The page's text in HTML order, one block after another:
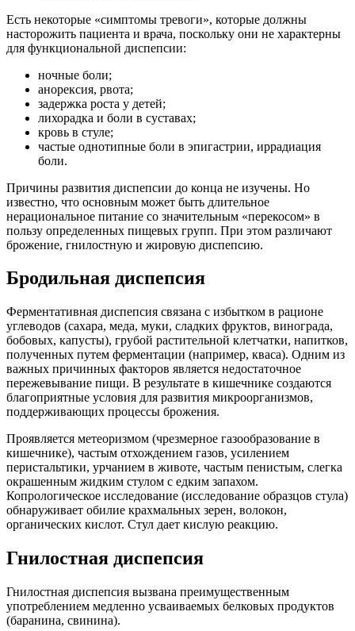
Есть некоторые «симптомы тревоги», которые должны
насторожить пациента и врача, поскольку они не характерны
для функциональной диспепсии:
ночные боли;
анорексия, рвота;
задержка роста у детей;
лихорадка и боли в суставах;
кровь в стуле;
частые однотипные боли в эпигастрии, иррадиация
боли.
Причины развития диспепсии до конца не изучены. Но
известно, что основным может быть длительное
нерациональное питание со значительным «перекосом» в
пользу определенных пищевых групп. При этом различают
брожение, гнилостную и жировую диспепсию.
Бродильная диспепсия
Ферментативная диспепсия связана с избытком в рационе
углеводов (сахара, меда, муки, сладких фруктов, винограда,
бобовых, капусты), грубой растительной клетчатки, напитков,
полученных путем ферментации (например, кваса). Одним из
важных причинных факторов является недостаточное
пережевывание пищи. В результате в кишечнике создаются
благоприятные условия для развития микроорганизмов,
поддерживающих процессы брожения.
Проявляется метеоризмом (чрезмерное газообразование в
кишечнике), частым отхождением газов, усилением
перистальтики, урчанием в животе, частым пенистым, слегка
окрашенным жидким стулом с едким запахом.
Копрологическое исследование (исследование образцов стула)
обнаруживает обилие крахмальных зерен, волокон,
органических кислот. Стул дает кислую реакцию.
Гнилостная диспепсия
Гнилостная диспепсия вызвана преимущественным
употреблением медленно усваиваемых белковых продуктов
(баранина, свинина).